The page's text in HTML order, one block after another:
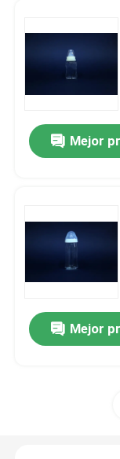
Mejor
Mejor